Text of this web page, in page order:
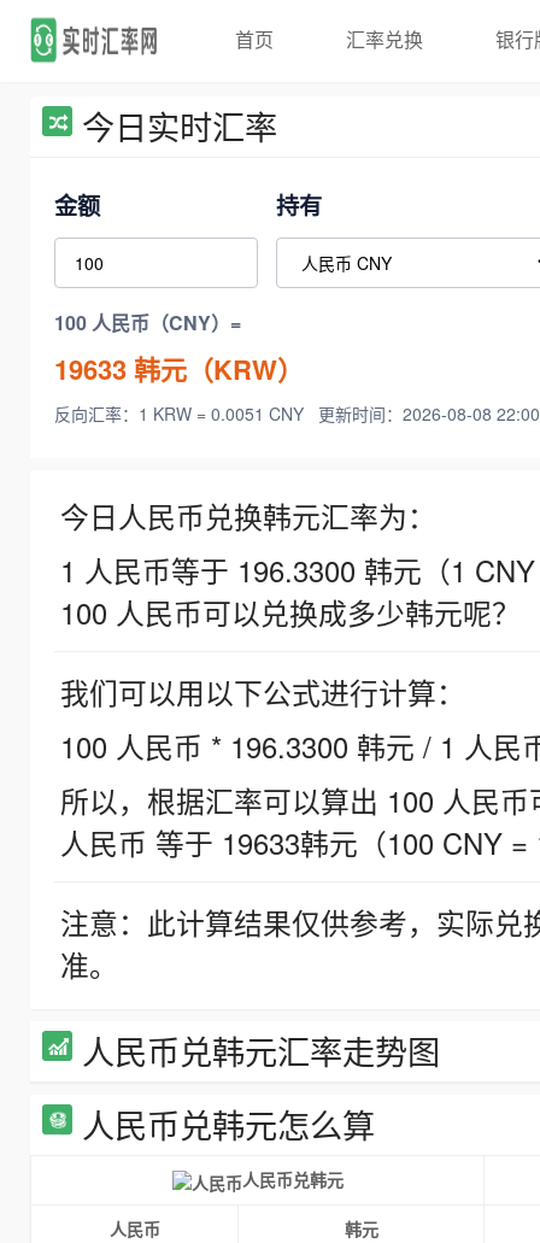
首页 汇率兑换 银行
今日实时汇率
金额 持有
100 人民币（CNY）=
19633韩元（KRW）
反向汇率：1 KRW = 0.0051 CNY 更新时间：2026-08-08
今日人民币兑换韩元汇率为：
1 人民币等于 196.3300 韩元（1
100 人民币可以兑换成多少韩元呢？
我们可以用以下公式进行计算：
100 人民币 * 196.3300 韩元 / 1 人民
所以，根据汇率可以算出 100 人民
人民币 等于 19633韩元（100 CNY =
注意：此计算结果仅供参考，实际
准。
人民币兑韩元汇率走势图
人民币兑韩元怎么算
人民币兑韩元
人民币
韩元